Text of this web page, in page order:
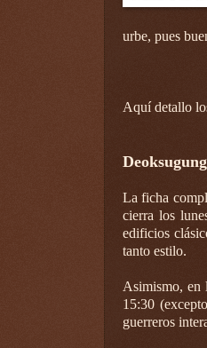
urbe, pues
Aquí detallo
La ficha
cierra los
edificios
tanto estilo.
Asimismo, en
15:30
guerreros